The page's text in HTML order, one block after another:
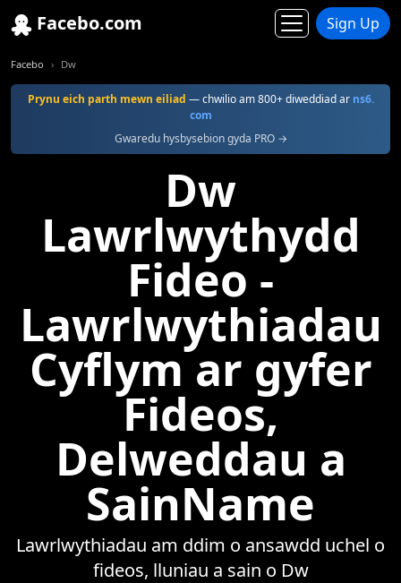
Facebo.com Sign Up
Facebo Dw
Prynu eich parth mewn eiliad — chwilio am 800+ diweddiad ar ns6.
com
Gwaredu hysbysebion gyda PRO →
Dw
Lawrlwythydd
Fideo -
Lawrlwythiadau
Cyflym ar gyfer
Fideos,
Delweddau a
SainName
Lawrlwythiadau am ddim o ansawdd uchel o
fideos, lluniau a sain o Dw